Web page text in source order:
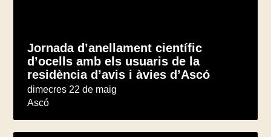
Jornada d’anellament científic
d’ocells amb els usuaris de la
residència d’avis i àvies d’Ascó
dimecres 22 de maig
Ascó